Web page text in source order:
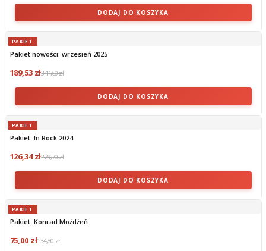
DODAJ DO KOSZYKA
PAKIET
Pakiet nowości: wrzesień 2025
189,53 zł344,60 zł
DODAJ DO KOSZYKA
PAKIET
Pakiet: In Rock 2024
126,34 zł229,70 zł
DODAJ DO KOSZYKA
PAKIET
Pakiet: Konrad Możdżeń
75,00 zł134,80 zł